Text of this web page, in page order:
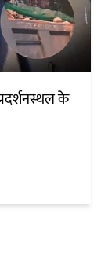
के